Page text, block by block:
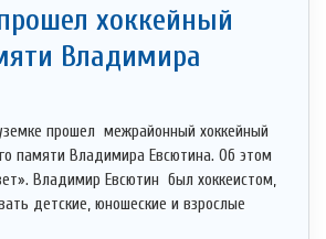
хоккейный
Владимира
прошел межрайонный хоккейный
памяти Владимира Евсютина. Об этом
Владимир Евсютин был хоккеистом,
детские, юношеские и взрослые